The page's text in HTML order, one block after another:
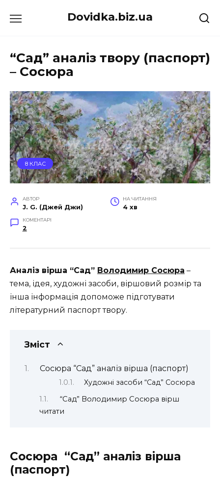
до
Dovidka.biz.ua
“Сад” аналіз твору (паспорт)
– Сосюра
8 КЛАС
АВТОР
J. G. (Джей Джи)
НА ЧИТАННЯ
4 хв
КОМЕНТАРІ
2
Аналіз вірша “Сад” Володимир Сосюра –
тема, ідея, художні засоби, віршовий розмір та
інша інформація допоможе підготувати
літературний паспорт твору.
Зміст
Сосюра “Сад” аналіз вірша (паспорт)
Художні засоби “Сад” Сосюра
“Сад” Володимир Сосюра вірш
читати
Сосюра “Сад” аналіз вірша
(паспорт)